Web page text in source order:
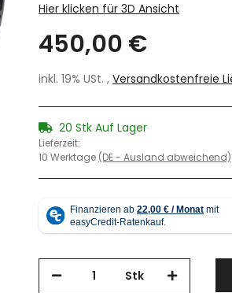
Hier klicken für 3D Ansicht
450,00 €
inkl. 19% USt. , Versandkostenfreie
20 Stk Auf Lager
Lieferzeit:
10 Werktage (DE - Ausland abweichend)
Stk